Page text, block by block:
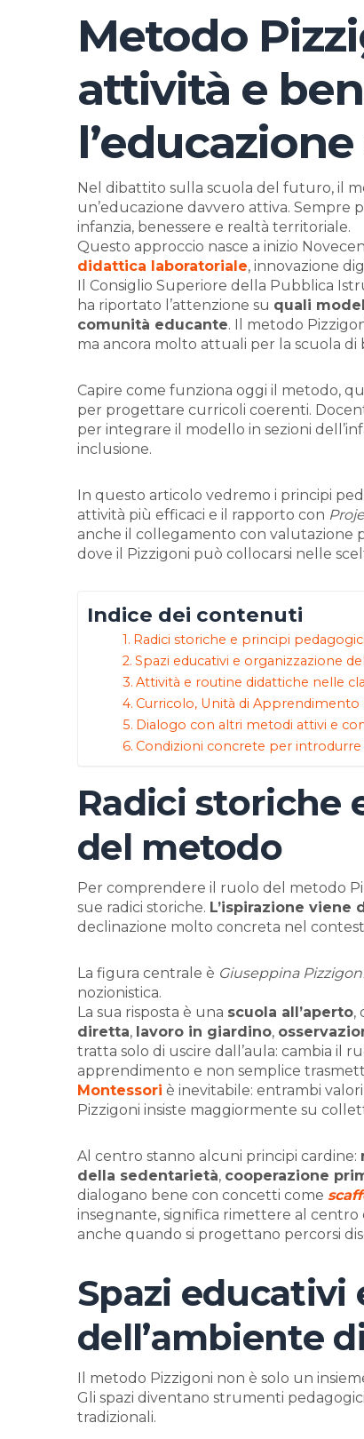
Metodo
attività e
Nel dibattito sulla scuola del futuro, il
un’educazione davvero attiva. Sempre
infanzia, benessere e realtà territoriale.
Questo approccio nasce a inizio
didattica laboratoriale, innovazione
Il Consiglio Superiore della Pubblica
ha riportato l’attenzione su quali
comunità educante. Il metodo
ma ancora molto attuali per la scuola di
Capire come funziona oggi il metodo,
per progettare curricoli coerenti.
per integrare il modello in sezioni
inclusione.
In questo articolo vedremo i principi
attività più efficaci e il rapporto con
anche il collegamento con valutazione
dove il Pizzigoni può collocarsi nelle
Indice dei contenuti
Radici storiche e principi
Spazi educativi e organizzazione
Attività e routine didattiche nelle
Curricolo, Unità di
Dialogo con altri metodi attivi e
Condizioni concrete per
Radici storiche
del metodo
Per comprendere il ruolo del metodo
sue radici storiche. L’ispirazione viene
declinazione molto concreta nel
La figura centrale è Giuseppina
nozionistica.
La sua risposta è una scuola all’aperto,
diretta, lavoro in giardino,
tratta solo di uscire dall’aula: cambia il
apprendimento e non semplice
Montessori è inevitabile: entrambi
Pizzigoni insiste maggiormente su
Al centro stanno alcuni principi cardine:
della sedentarietà, cooperazione
dialogano bene con concetti come
insegnante, significa rimettere al centro
anche quando si progettano percorsi
Spazi educativi
dell’ambiente
Il metodo Pizzigoni non è solo un
Gli spazi diventano strumenti
tradizionali.